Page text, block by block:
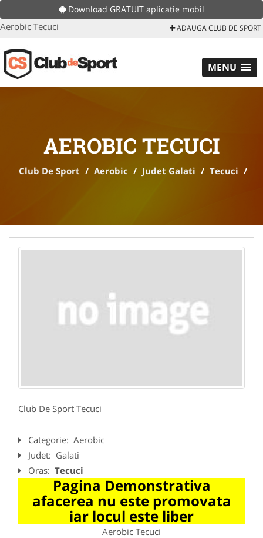
Download GRATUIT aplicatie mobil
Aerobic Tecuci ADAUGA CLUB DE SPORT
MENU
AEROBIC TECUCI
Club De Sport / Aerobic / Judet Galati / Tecuci /
Club De Sport Tecuci
Categorie: Aerobic
Judet: Galati
Oras: Tecuci
Pagina Demonstrativa
afacerea nu este promovata
iar locul este liber
Aerobic Tecuci